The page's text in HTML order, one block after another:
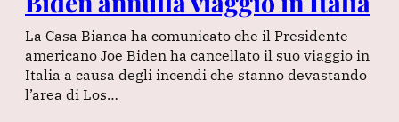
La Casa Bianca ha comunicato che il Presidente
americano Joe Biden ha cancellato il suo viaggio in
Italia a causa degli incendi che stanno devastando
l’area di Los…